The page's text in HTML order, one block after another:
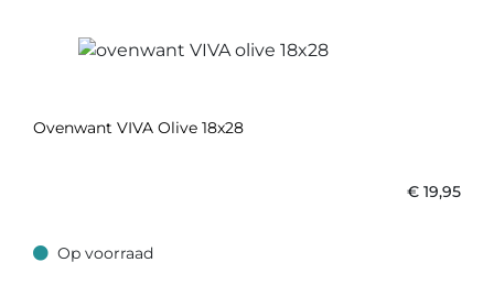
Ovenwant VIVA Olive 18x28
€ 19,95
Op voorraad
Op voorraad